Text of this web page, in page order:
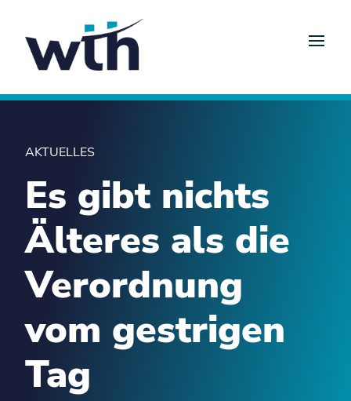
AKTUELLES
Es gibt nichts
Älteres als die
Verordnung
vom gestrigen
Tag